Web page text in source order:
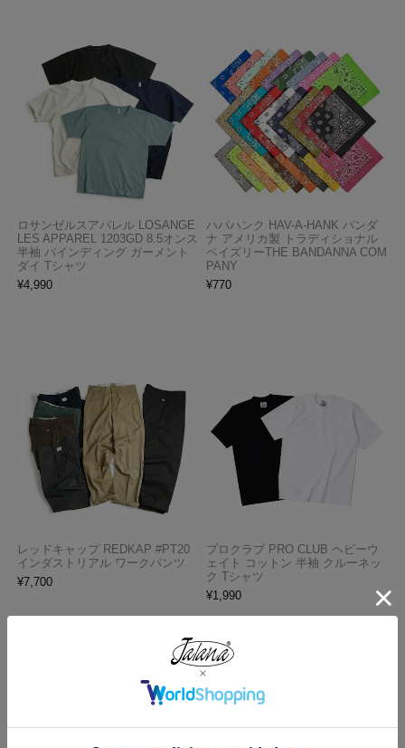
ロサンゼルスアパレル LOSANGE
LES APPAREL 1203GD 8.5オンス
半袖 バインディング ガーメント
ダイ Tシャツ
¥4,990
ハバハンク HAV-A-HANK バンダ
ナ アメリカ製 トラディショナル
ペイズリーTHE BANDANNA COM
PANY
¥770
レッドキャップ REDKAP #PT20
インダストリアル ワークパンツ
¥7,700
プロクラブ PRO CLUB ヘビーウ
ェイト コットン 半袖 クルーネッ
ク Tシャツ
¥1,990